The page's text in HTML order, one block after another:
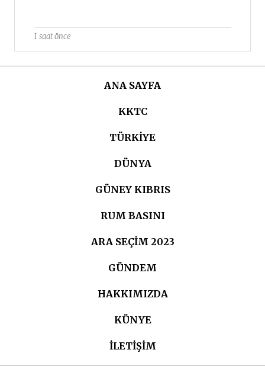
1 saat önce
ANA SAYFA
KKTC
TÜRKIYE
DÜNYA
GÜNEY KIBRIS
RUM BASINI
ARA SEÇIM 2023
GÜNDEM
HAKKIMIZDA
KÜNYE
İLETİŞİM